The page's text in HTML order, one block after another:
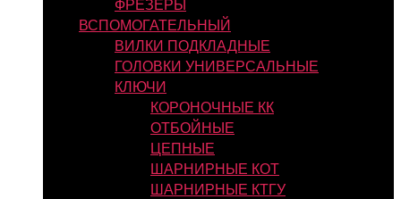
ВСПОМОГАТЕЛЬНЫЙ
ВИЛКИ ПОДКЛАДНЫЕ
ГОЛОВКИ УНИВЕРСАЛЬНЫЕ
КЛЮЧИ
КОРОНОЧНЫЕ КК
ОТБОЙНЫЕ
ЦЕПНЫЕ
ШАРНИРНЫЕ КОТ
ШАРНИРНЫЕ КТГУ